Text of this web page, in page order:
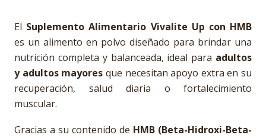
El Suplemento Alimentario Vivalite Up con HMB
es un alimento en polvo diseñado para brindar una
nutrición completa y balanceada, ideal para adultos
y adultos mayores que necesitan apoyo extra en su
recuperación, salud diaria o fortalecimiento
muscular.
Gracias a su contenido de HMB (Beta-Hidroxi-Beta-